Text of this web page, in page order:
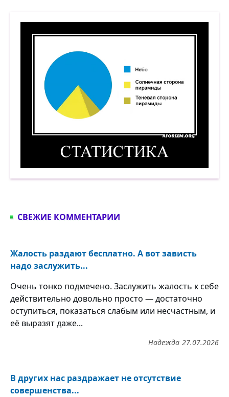
СВЕЖИЕ КОММЕНТАРИИ
Жалость раздают бесплатно. А вот зависть
надо заслужить...
Очень тонко подмечено. Заслужить жалость к себе
действительно довольно просто — достаточно
оступиться, показаться слабым или несчастным, и
её выразят даже...
27.07.2026
Надежда
В других нас раздражает не отсутствие
совершенства...